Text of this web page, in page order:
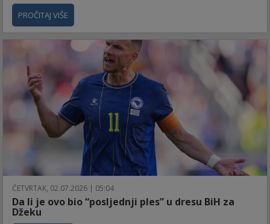
PROČITAJ VIŠE
ČETVRTAK, 02.07.2026 | 05:04
Da li je ovo bio “posljednji ples” u dresu BiH za
Džeku